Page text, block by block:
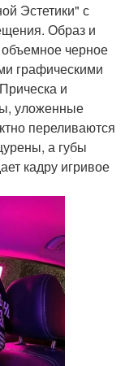
Эстетики" с
Образ и
черное
графическими
и
уложенные
переливаются
а губы
кадру игривое